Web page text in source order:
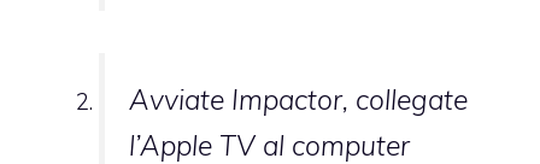
Avviate Impactor, collegate
l’Apple TV al computer